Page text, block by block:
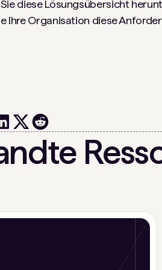
diese Lösungsübersicht
Ihre Organisation diese